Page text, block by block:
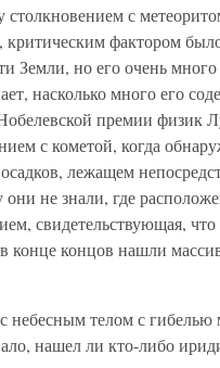
столкновением с
критическим фактором
Земли, но его очень
насколько много его
премии физик
с кометой, когда
лежащем
не знали, где
свидетельствующая, что
конце концов нашли
небесным телом с
нашел ли кто-либо